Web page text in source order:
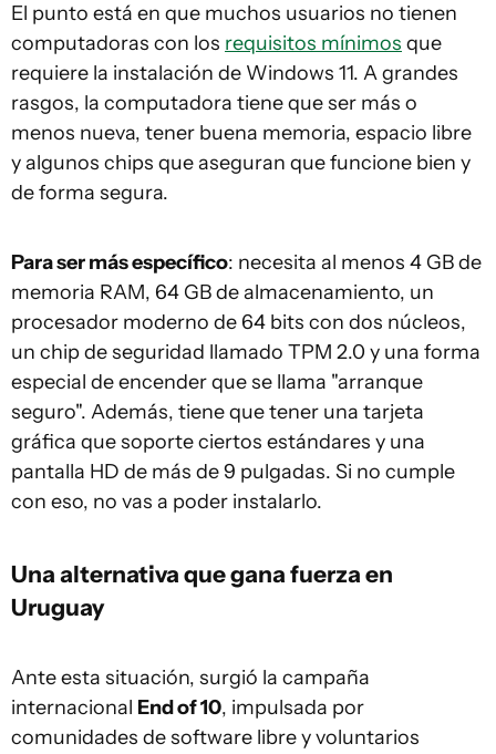
El punto está en que muchos usuarios no tienen
computadoras con los requisitos mínimos que
requiere la instalación de Windows 11. A grandes
rasgos, la computadora tiene que ser más o
menos nueva, tener buena memoria, espacio libre
y algunos chips que aseguran que funcione bien y
de forma segura.
Para ser más específico: necesita al menos 4 GB de
memoria RAM, 64 GB de almacenamiento, un
procesador moderno de 64 bits con dos núcleos,
un chip de seguridad llamado TPM 2.0 y una forma
especial de encender que se llama "arranque
seguro". Además, tiene que tener una tarjeta
gráfica que soporte ciertos estándares y una
pantalla HD de más de 9 pulgadas. Si no cumple
con eso, no vas a poder instalarlo.
Una alternativa que gana fuerza en
Uruguay
Ante esta situación, surgió la campaña
internacional End of 10, impulsada por
comunidades de software libre y voluntarios